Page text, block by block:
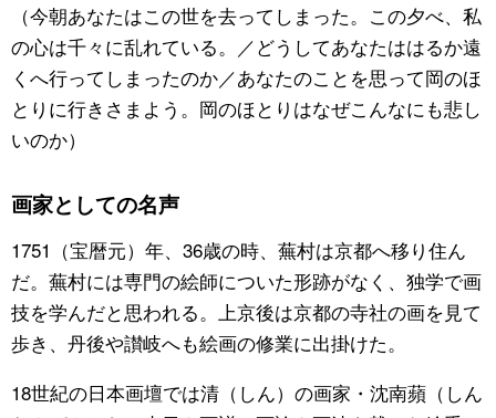
（今朝あなたはこの世を去ってしまった。この夕べ、私
の心は千々に乱れている。／どうしてあなたははるか遠
くへ行ってしまったのか／あなたのことを思って岡のほ
とりに行きさまよう。岡のほとりはなぜこんなにも悲し
いのか）
画家としての名声
1751（宝暦元）年、36歳の時、蕪村は京都へ移り住ん
だ。蕪村には専門の絵師についた形跡がなく、独学で画
技を学んだと思われる。上京後は京都の寺社の画を見て
歩き、丹後や讃岐へも絵画の修業に出掛けた。
18世紀の日本画壇では清（しん）の画家・沈南蘋（しん